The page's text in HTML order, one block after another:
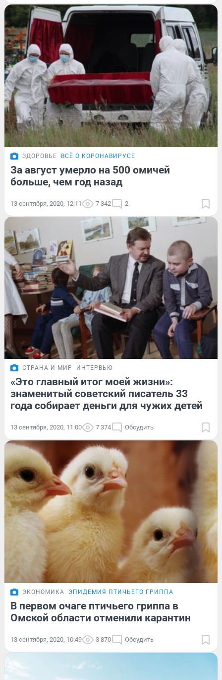
ЗДОРОВЬЕ ВСЁ О КОРОНАВИРУСЕ
За август умерло на 500 омичей
больше, чем год назад
13 сентября, 2020, 12:11 7 342 2
СТРАНА И МИР ИНТЕРВЬЮ
«Это главный итог моей жизни»:
знаменитый советский писатель 33
года собирает деньги для чужих детей
13 сентября, 2020, 11:00 7 374 Обсудить
ЭКОНОМИКА ЭПИДЕМИЯ ПТИЧЬЕГО ГРИППА
В первом очаге птичьего гриппа в
Омской области отменили карантин
13 сентября, 2020, 10:49 3 870 Обсудить